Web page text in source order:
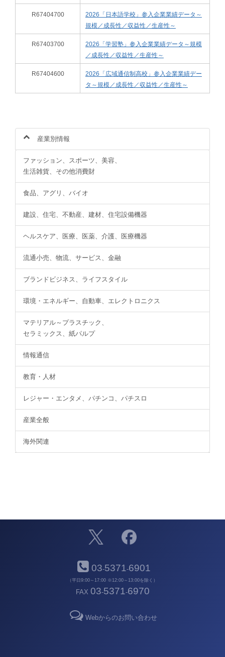
R67404700
2026「日本語学校」参入企業業績データ～
規模／成長性／収益性／生産性～
R67403700
2026「学習塾」参入企業業績データ～規模
／成長性／収益性／生産性～
R67404600
2026「広域通信制高校」参入企業業績デー
タ～規模／成長性／収益性／生産性～
産業別情報
ファッション、スポーツ、美容、
生活雑貨、その他消費財
食品、アグリ、バイオ
建設、住宅、不動産、建材、住宅設備機器
ヘルスケア、医療、医薬、介護、医療機器
流通小売、物流、サービス、金融
ブランドビジネス、ライフスタイル
環境・エネルギー、自動車、エレクトロニクス
マテリアル～プラスチック、
セラミックス、紙パルプ
情報通信
教育・人材
レジャー・エンタメ、パチンコ、パチスロ
産業全般
海外関連
03-5371-6901
（平日9:00～17:00 ※12:00～13:00を除く）
FAX 03-5371-6970
Webからのお問い合わせ